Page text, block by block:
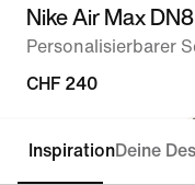
Nike Air Max
Personalisierbarer
CHF 240
Personalisieren
InspirationDeine